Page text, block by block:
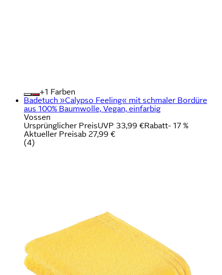
+
Farben
Badetuch »Calypso Feeling« mit schmaler Bordüre
aus 100% Baumwolle, Vegan, einfarbig
Vossen
Ursprünglicher PreisUVP 33,99 €Rabatt- 17 %
Aktueller Preisab 27,99 €
(4)